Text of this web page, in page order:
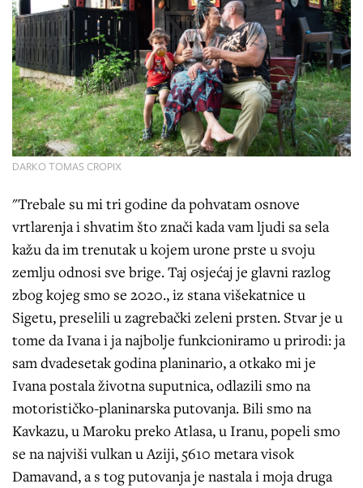
DARKO TOMAS CROPIX
"Trebale su mi tri godine da pohvatam osnove
vrtlarenja i shvatim što znači kada vam ljudi sa sela
kažu da im trenutak u kojem urone prste u svoju
zemlju odnosi sve brige. Taj osjećaj je glavni razlog
zbog kojeg smo se 2020., iz stana višekatnice u
Sigetu, preselili u zagrebački zeleni prsten. Stvar je u
tome da Ivana i ja najbolje funkcioniramo u prirodi: ja
sam dvadesetak godina planinario, a otkako mi je
Ivana postala životna suputnica, odlazili smo na
motorističko-planinarska putovanja. Bili smo na
Kavkazu, u Maroku preko Atlasa, u Iranu, popeli smo
se na najviši vulkan u Aziji, 5610 metara visok
Damavand, a s tog putovanja je nastala i moja druga